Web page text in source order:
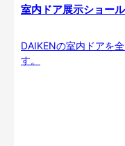
室内ドア展示ショー
DAIKENの室内ドアを
す。